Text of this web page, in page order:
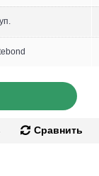
Сравнить